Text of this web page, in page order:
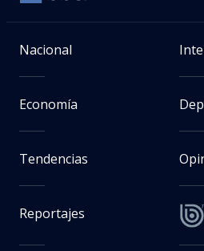
Nacional
Economía
Tendencias
Reportajes